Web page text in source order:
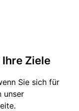
Ziele
Sie sich für
unser